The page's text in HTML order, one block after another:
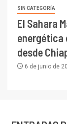
SIN CATEGORÍA
El Sahara
energética
desde
6 de junio de